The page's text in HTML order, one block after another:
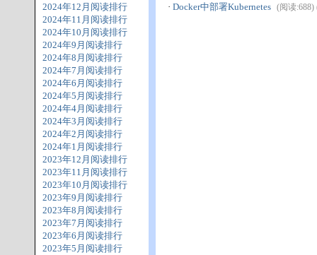
2024年12月阅读排行
2024年11月阅读排行
2024年10月阅读排行
2024年9月阅读排行
2024年8月阅读排行
2024年7月阅读排行
2024年6月阅读排行
2024年5月阅读排行
2024年4月阅读排行
2024年3月阅读排行
2024年2月阅读排行
2024年1月阅读排行
2023年12月阅读排行
2023年11月阅读排行
2023年10月阅读排行
2023年9月阅读排行
2023年8月阅读排行
2023年7月阅读排行
2023年6月阅读排行
2023年5月阅读排行
· Docker中部署Kubernetes (阅读:688)